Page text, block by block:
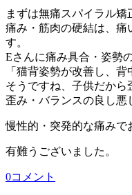
まずは無痛スパイラル
痛み・筋肉の硬結は、痛
す。
Eさんに痛み具合・姿勢
「猫背姿勢が改善し、
そうですね、子供だから
歪み・バランスの良し悪
慢性的・突発的な痛みで
有難うございました。
0コメント